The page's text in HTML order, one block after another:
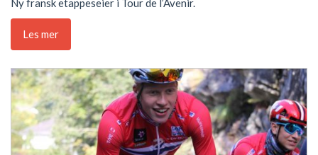
Ny fransk etappeseier i Tour de l’Avenir.
Les mer